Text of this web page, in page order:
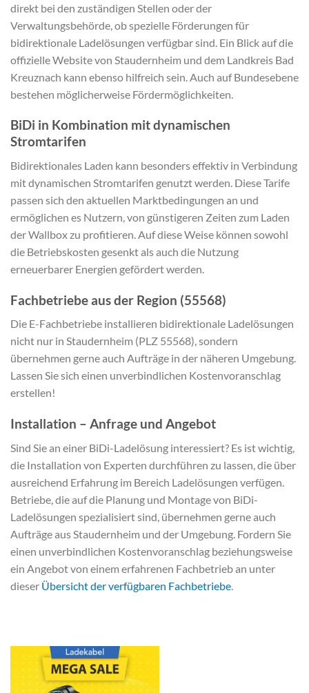
direkt bei den zuständigen Stellen oder der
Verwaltungsbehörde, ob spezielle Förderungen für
bidirektionale Ladelösungen verfügbar sind. Ein Blick auf die
offizielle Website von Staudernheim und dem Landkreis Bad
Kreuznach kann ebenso hilfreich sein. Auch auf Bundesebene
bestehen möglicherweise Fördermöglichkeiten.
BiDi in Kombination mit dynamischen
Stromtarifen
Bidirektionales Laden kann besonders effektiv in Verbindung
mit dynamischen Stromtarifen genutzt werden. Diese Tarife
passen sich den aktuellen Marktbedingungen an und
ermöglichen es Nutzern, von günstigeren Zeiten zum Laden
der Wallbox zu profitieren. Auf diese Weise können sowohl
die Betriebskosten gesenkt als auch die Nutzung
erneuerbarer Energien gefördert werden.
Fachbetriebe aus der Region (55568)
Die E-Fachbetriebe installieren bidirektionale Ladelösungen
nicht nur in Staudernheim (PLZ 55568), sondern
übernehmen gerne auch Aufträge in der näheren Umgebung.
Lassen Sie sich einen unverbindlichen Kostenvoranschlag
erstellen!
Installation – Anfrage und Angebot
Sind Sie an einer BiDi-Ladelösung interessiert? Es ist wichtig,
die Installation von Experten durchführen zu lassen, die über
ausreichend Erfahrung im Bereich Ladelösungen verfügen.
Betriebe, die auf die Planung und Montage von BiDi-
Ladelösungen spezialisiert sind, übernehmen gerne auch
Aufträge aus Staudernheim und der Umgebung. Fordern Sie
einen unverbindlichen Kostenvoranschlag beziehungsweise
ein Angebot von einem erfahrenen Fachbetrieb an unter
dieser Übersicht der verfügbaren Fachbetriebe.